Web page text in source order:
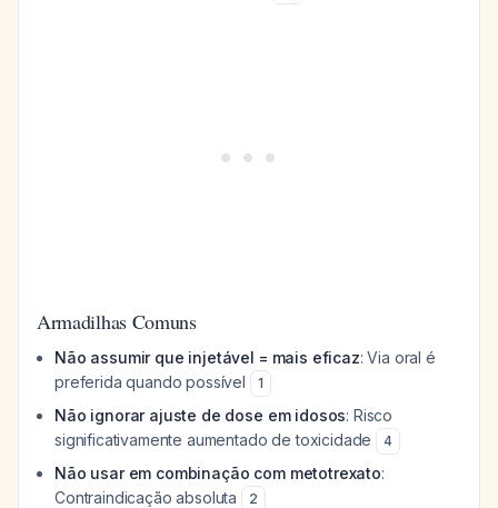
Armadilhas Comuns
Não assumir que injetável = mais eficaz: Via oral é
preferida quando possível
1
Não ignorar ajuste de dose em idosos: Risco
significativamente aumentado de toxicidade
4
Não usar em combinação com metotrexato:
Contraindicação absoluta
2